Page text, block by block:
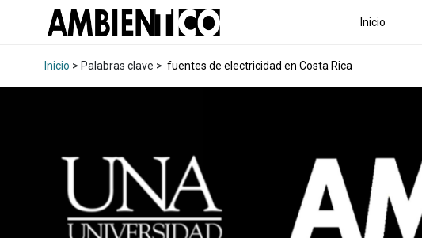
Inicio
Inicio > Palabras clave > fuentes de electricidad en Costa Rica